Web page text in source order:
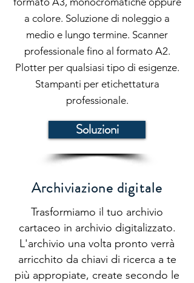
a colore. Soluzione di noleggio a
medio e lungo termine. Scanner
professionale fino al formato A2.
Plotter per qualsiasi tipo di esigenze.
Stampanti per etichettatura
professionale.
Soluzioni
Archiviazione digitale
Trasformiamo il tuo archivio
cartaceo in archivio digitalizzato.
L'archivio una volta pronto verrà
arricchito da chiavi di ricerca a te
più appropiate, create secondo le